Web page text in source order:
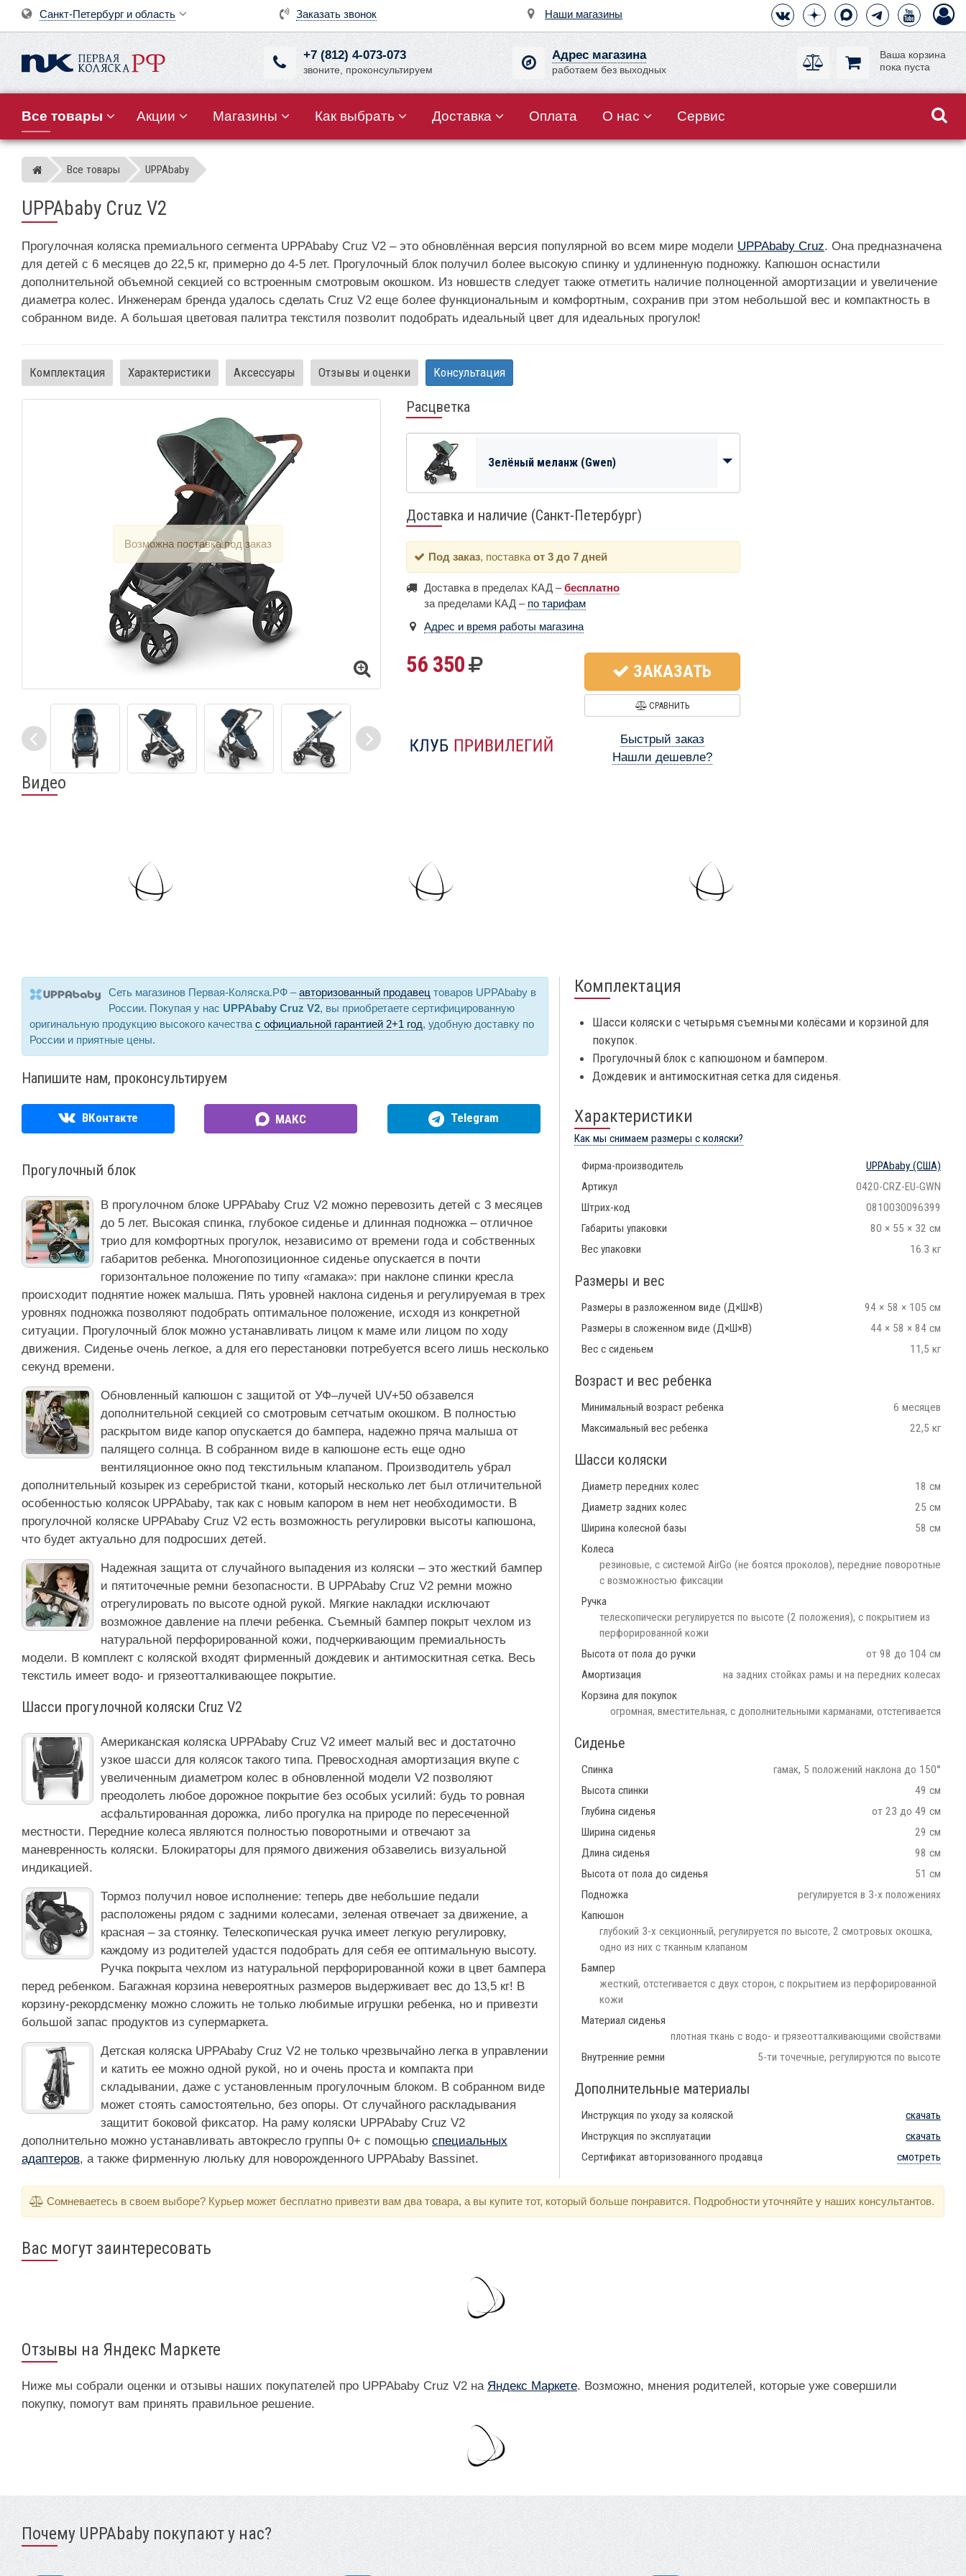
Заказать звонок Наши магазины
Санкт-Петербург и область
+7 (812) 4-073-073
звоните, проконсультируем
Адрес магазина
работаем без выходных
Ваша корзина
пока пуста
Все товары Акции Магазины Как выбрать Доставка Оплата О нас Сервис
Магазин детских колясок
Все товары UPPAbaby
UPPAbaby Cruz V2
Прогулочная коляска премиального сегмента UPPAbaby Cruz V2 – это обновлённая версия популярной во всем мире модели UPPAbaby Cruz. Она предназначена
для детей c 6 месяцев до 22,5 кг, примерно до 4-5 лет. Прогулочный блок получил более высокую спинку и удлиненную подножку. Капюшон оснастили
дополнительной объемной секцией со встроенным смотровым окошком. Из новшеств следует также отметить наличие полноценной амортизации и увеличение
диаметра колес. Инженерам бренда удалось сделать Cruz V2 еще более функциональным и комфортным, сохранив при этом небольшой вес и компактность в
собранном виде. А большая цветовая палитра текстиля позволит подобрать идеальный цвет для идеальных прогулок!
Комплектация Характеристики Аксессуары Отзывы и оценки Консультация
Расцветка
Зелёный меланж (Gwen)
Доставка и наличие (Санкт-Петербург)
Под заказ, поставка от 3 до 7 дней
Доставка в пределах КАД –бесплатно
за пределами КАД – по тарифам
Адрес и время работы магазина
56 350 ЗАКАЗАТЬ
СРАВНИТЬ
Быстрый заказ
Нашли дешевле?
Видео
Сеть магазинов Первая-Коляска.РФ –авторизованный продавец товаров UPPAbaby в
России. Покупая у нас UPPAbaby Cruz V2, вы приобретаете сертифицированную
оригинальную продукцию высокого качества с официальной гарантией 2+1 год, удобную доставку по
России и приятные цены.
Напишите нам, проконсультируем
ВКонтакте МАКС Telegram
Прогулочный блок
В прогулочном блоке UPPAbaby Cruz V2 можно перевозить детей с 3 месяцев
до 5 лет. Высокая спинка, глубокое сиденье и длинная подножка – отличное
трио для комфортных прогулок, независимо от времени года и собственных
габаритов ребенка. Многопозиционное сиденье опускается в почти
горизонтальное положение по типу «гамака»: при наклоне спинки кресла
происходит поднятие ножек малыша. Пять уровней наклона сиденья и регулируемая в трех
уровнях подножка позволяют подобрать оптимальное положение, исходя из конкретной
ситуации. Прогулочный блок можно устанавливать лицом к маме или лицом по ходу
движения. Сиденье очень легкое, а для его перестановки потребуется всего лишь несколько
секунд времени.
Обновленный капюшон с защитой от УФ–лучей UV+50 обзавелся
дополнительной секцией со смотровым сетчатым окошком. В полностью
раскрытом виде капор опускается до бампера, надежно пряча малыша от
палящего солнца. В собранном виде в капюшоне есть еще одно
вентиляционное окно под текстильным клапаном. Производитель убрал
дополнительный козырек из серебристой ткани, который несколько лет был отличительной
особенностью колясок UPPAbaby, так как с новым капором в нем нет необходимости. В
прогулочной коляске UPPAbaby Cruz V2 есть возможность регулировки высоты капюшона,
что будет актуально для подросших детей.
Надежная защита от случайного выпадения из коляски – это жесткий бампер
и пятиточечные ремни безопасности. В UPPAbaby Cruz V2 ремни можно
отрегулировать по высоте одной рукой. Мягкие накладки исключают
возможное давление на плечи ребенка. Съемный бампер покрыт чехлом из
натуральной перфорированной кожи, подчеркивающим премиальность
модели. В комплект с коляской входят фирменный дождевик и антимоскитная сетка. Весь
текстиль имеет водо- и грязеотталкивающее покрытие.
Шасси прогулочной коляски Cruz V2
Американская коляска UPPAbaby Cruz V2 имеет малый вес и достаточно
узкое шасси для колясок такого типа. Превосходная амортизация вкупе с
увеличенным диаметром колес в обновленной модели V2 позволяют
преодолеть любое дорожное покрытие без особых усилий: будь то ровная
асфальтированная дорожка, либо прогулка на природе по пересеченной
местности. Передние колеса являются полностью поворотными и отвечают за
маневренность коляски. Блокираторы для прямого движения обзавелись визуальной
индикацией.
Тормоз получил новое исполнение: теперь две небольшие педали
расположены рядом с задними колесами, зеленая отвечает за движение, а
красная – за стоянку. Телескопическая ручка имеет легкую регулировку,
каждому из родителей удастся подобрать для себя ее оптимальную высоту.
Ручка покрыта чехлом из натуральной перфорированной кожи в цвет бампера
перед ребенком. Багажная корзина невероятных размеров выдерживает вес до 13,5 кг! В
корзину-рекордсменку можно сложить не только любимые игрушки ребенка, но и привезти
большой запас продуктов из супермаркета.
Детская коляска UPPAbaby Cruz V2 не только чрезвычайно легка в управлении
и катить ее можно одной рукой, но и очень проста и компакта при
складывании, даже с установленным прогулочным блоком. В собранном виде
может стоять самостоятельно, без опоры. От случайного раскладывания
защитит боковой фиксатор. На раму коляски UPPAbaby Cruz V2
дополнительно можно устанавливать автокресло группы 0+ с помощью специальных
адаптеров, а также фирменную люльку для новорожденного UPPAbaby Bassinet.
Комплектация
Шасси коляски с четырьмя съемными колёсами и корзиной для
покупок.
Прогулочный блок с капюшоном и бампером.
Дождевик и антимоскитная сетка для сиденья.
Характеристики
Как мы снимаем размеры с коляски?
Фирма-производитель UPPAbaby (США)
Артикул
0420-CRZ-EU-GWN
Штрих-код
0810030096399
Габариты упаковки
80 × 55 × 32 см
Вес упаковки
16.3 кг
Размеры и вес
Размеры в разложенном виде (Д×Ш×В)
94 × 58 × 105 см
Размеры в сложенном виде (Д×Ш×В)
44 × 58 × 84 см
Вес с сиденьем
11,5 кг
Возраст и вес ребенка
Минимальный возраст ребенка
6 месяцев
Максимальный вес ребенка
22,5 кг
Шасси коляски
Диаметр передних колес
18 см
Диаметр задних колес
25 см
Ширина колесной базы
58 см
Колеса
резиновые, c системой AirGo (не боятся проколов), передние поворотные
с возможностью фиксации
Ручка
телескопически регулируется по высоте (2 положения), с покрытием из
перфорированной кожи
Высота от пола до ручки
от 98 до 104 см
Амортизация
на задних стойках рамы и на передних колесах
Корзина для покупок
огромная, вместительная, с дополнительными карманами, отстегивается
Сиденье
Спинка
гамак, 5 положений наклона до 150°
Высота спинки
49 см
Глубина сиденья
от 23 до 49 см
Ширина сиденья
29 см
Длина сиденья
98 см
Высота от пола до сиденья
51 см
Подножка
регулируется в 3-х положениях
Капюшон
глубокий 3-х секционный, регулируется по высоте, 2 смотровых окошка,
одно из них с тканным клапаном
Бампер
жесткий, отстегивается с двух сторон, с покрытием из перфорированной
кожи
Материал сиденья
плотная ткань с водо- и грязеотталкивающими свойствами
Внутренние ремни
5-ти точечные, регулируются по высоте
Дополнительные материалы
Инструкция по уходу за коляской
скачать
Инструкция по эксплуатации
скачать
Сертификат авторизованного продавца
смотреть
Сомневаетесь в своем выборе? Курьер может бесплатно привезти вам два товара, а вы купите тот, который больше понравится. Подробности уточняйте у наших консультантов.
Вас могут заинтересовать
Отзывы на Яндекс Маркете
Ниже мы собрали оценки и отзывы наших покупателей про UPPAbaby Cruz V2 на Яндекс Маркете. Возможно, мнения родителей, которые уже совершили
покупку, помогут вам принять правильное решение.
Почему UPPAbaby покупают у нас?